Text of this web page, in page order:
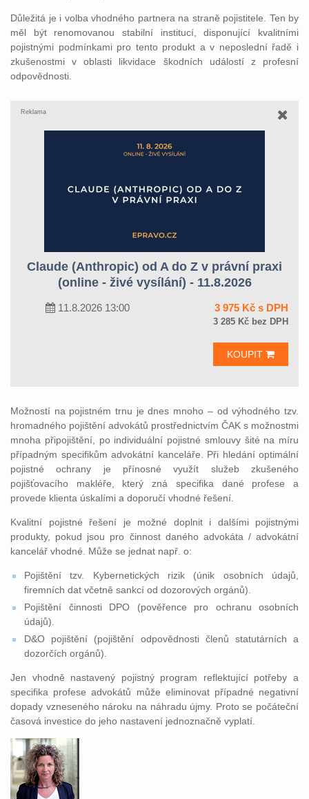
Důležitá je i volba vhodného partnera na straně pojistitele. Ten by
měl být renomovanou stabilní institucí, disponující kvalitními
pojistnými podmínkami pro tento produkt a v neposlední řadě i
zkušenostmi v oblasti likvidace škodních událostí z profesní
odpovědnosti.
Reklama
Claude (Anthropic) od A do Z v právní praxi
(online - živé vysílání) - 11.8.2026
11.8.2026 13:00 3 975 Kč s DPH
3 285 Kč bez DPH
KOUPIT
Možností na pojistném trnu je dnes mnoho – od výhodného tzv.
hromadného pojištění advokátů prostřednictvím ČAK s možnostmi
mnoha připojištění, po individuální pojistné smlouvy šité na míru
případným specifikům advokátní kanceláře. Při hledání optimální
pojistné ochrany je přínosné využít služeb zkušeného
pojišťovacího makléře, který zná specifika dané profese a
provede klienta úskalími a doporučí vhodné řešení.
Kvalitní pojistné řešení je možné doplnit i dalšími pojistnými
produkty, pokud jsou pro činnost daného advokáta / advokátní
kancelář vhodné. Může se jednat např. o:
Pojištění tzv. Kybernetických rizik (únik osobních údajů,
firemních dat včetně sankcí od dozorových orgánů).
Pojištění činnosti DPO (pověřence pro ochranu osobních
údajů).
D&O pojištění (pojištění odpovědnosti členů statutárních a
dozorčích orgánů).
Jen vhodně nastavený pojistný program reflektující potřeby a
specifika profese advokátů může eliminovat případné negativní
dopady vzneseného nároku na náhradu újmy. Proto se počáteční
časová investice do jeho nastavení jednoznačně vyplatí.